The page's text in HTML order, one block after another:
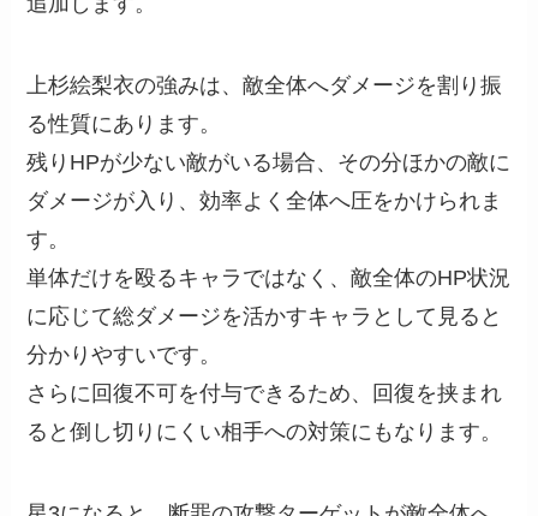
上杉絵梨衣の強みは、敵全体へダメージを割り振
る性質にあります。
残りHPが少ない敵がいる場合、その分ほかの敵に
ダメージが入り、効率よく全体へ圧をかけられま
す。
単体だけを殴るキャラではなく、敵全体のHP状況
に応じて総ダメージを活かすキャラとして見ると
分かりやすいです。
さらに回復不可を付与できるため、回復を挟まれ
ると倒し切りにくい相手への対策にもなります。